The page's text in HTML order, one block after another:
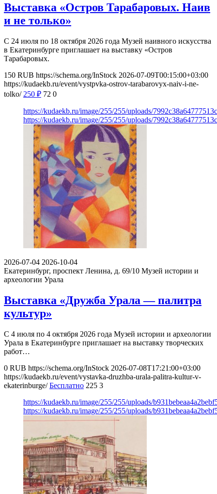
Выставка «Остров Тарабаровых. Наив
и не только»
С 24 июля по 18 октября 2026 года Музей наивного искусства
в Екатеринбурге приглашает на выставку «Остров
Тарабаровых.
150 RUB https://schema.org/InStock 2026-07-09T00:15:00+03:00
https://kudaekb.ru/event/vystpvka-ostrov-tarabarovyx-naiv-i-ne-
tolko/ 250 ₽ 72 0
https://kudaekb.ru/image/255/255/uploads/
https://kudaekb.ru/image/255/255/uploads/
2026-07-04 2026-10-04
Екатеринбург, проспект Ленина, д. 69/10 Музей истории и
археологии Урала
Выставка «Дружба Урала — палитра
культур»
С 4 июля по 4 октября 2026 года Музей истории и археологии
Урала в Екатеринбурге приглашает на выставку творческих
работ…
0 RUB https://schema.org/InStock 2026-07-08T17:21:00+03:00
https://kudaekb.ru/event/vystavka-druzhba-urala-palitra-kultur-v-
ekaterinburge/ Бесплатно 225 3
https://kudaekb.ru/image/255/255/uploads/
https://kudaekb.ru/image/255/255/uploads/